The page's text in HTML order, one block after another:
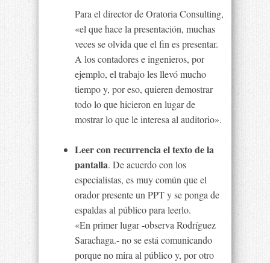
Para el director de Oratoria Consulting,
«el que hace la presentación, muchas
veces se olvida que el fin es presentar.
A los contadores e ingenieros, por
ejemplo, el trabajo les llevó mucho
tiempo y, por eso, quieren demostrar
todo lo que hicieron en lugar de
mostrar lo que le interesa al auditorio».
Leer con recurrencia el texto de la
pantalla. De acuerdo con los
especialistas, es muy común que el
orador presente un PPT y se ponga de
espaldas al público para leerlo.
«En primer lugar -observa Rodríguez
Sarachaga.- no se está comunicando
porque no mira al público y, por otro